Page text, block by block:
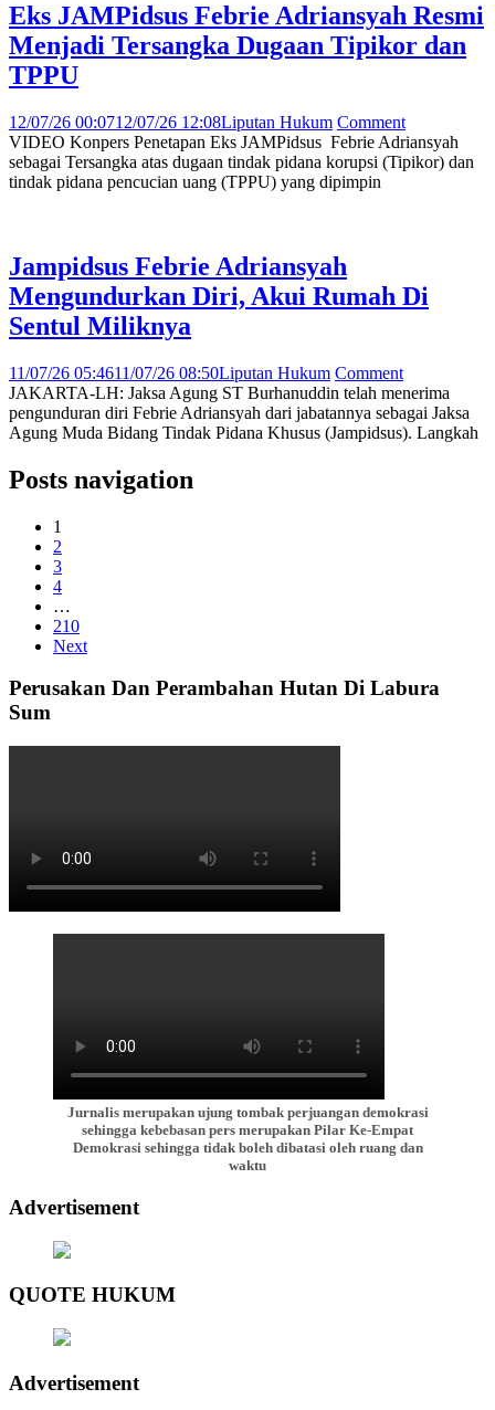
Eks JAMPidsus Febrie Adriansyah Resmi
Menjadi Tersangka Dugaan Tipikor dan
TPPU
12/07/26 00:0712/07/26 12:08Liputan Hukum Comment
VIDEO Konpers Penetapan Eks JAMPidsus Febrie Adriansyah
sebagai Tersangka atas dugaan tindak pidana korupsi (Tipikor) dan
tindak pidana pencucian uang (TPPU) yang dipimpin
Jampidsus Febrie Adriansyah
Mengundurkan Diri, Akui Rumah Di
Sentul Miliknya
11/07/26 05:4611/07/26 08:50Liputan Hukum Comment
JAKARTA-LH: Jaksa Agung ST Burhanuddin telah menerima
pengunduran diri Febrie Adriansyah dari jabatannya sebagai Jaksa
Agung Muda Bidang Tindak Pidana Khusus (Jampidsus). Langkah
Posts navigation
1
2
3
4
…
210
Next
Perusakan Dan Perambahan Hutan Di Labura
Sum
Jurnalis merupakan ujung tombak perjuangan demokrasi
sehingga kebebasan pers merupakan Pilar Ke-Empat
Demokrasi sehingga tidak boleh dibatasi oleh ruang dan
waktu
Advertisement
QUOTE HUKUM
Advertisement